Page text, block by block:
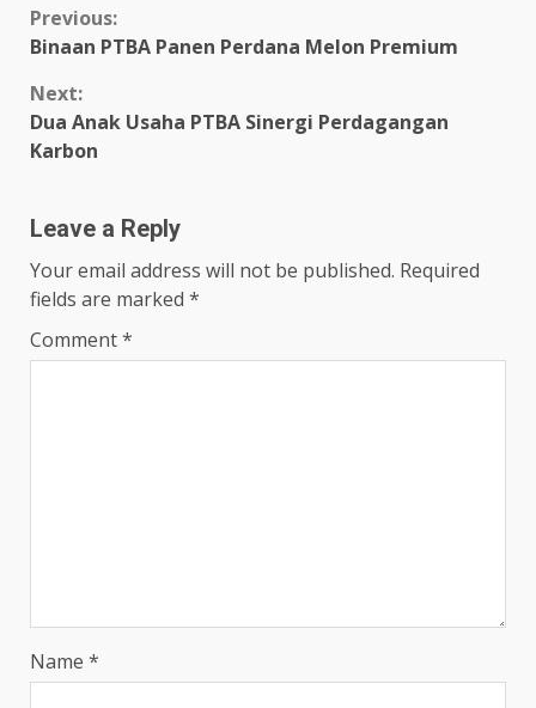
Continue
Previous:
Binaan PTBA Panen Perdana Melon Premium
Next:
Dua Anak Usaha PTBA Sinergi Perdagangan
Karbon
Leave a Reply
Your email address will not be published. Required
fields are marked *
Comment*
Name *